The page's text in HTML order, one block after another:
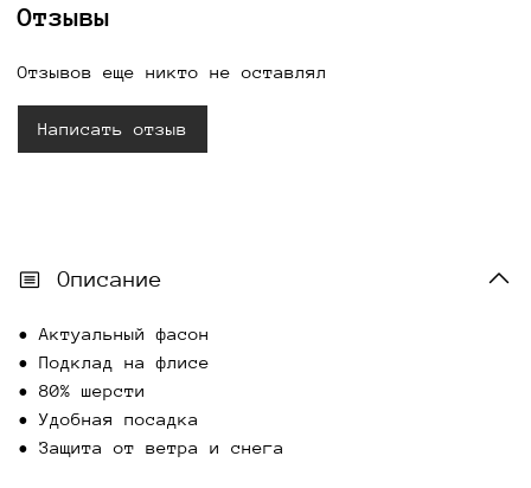
и куртками разных цветов. Шапка обеспечивает
повседневные и элегантные образы. Купить
женскую розовую шапку можно для стильного
зимнего гардероба с доставкой по всей России.
Отзывы
Отзывов еще никто не оставлял
Написать отзыв
Описание
• Актуальный фасон
• Подклад на флисе
• ⁠80% шерсти
• Удобная посадка
• Защита от ветра и снега